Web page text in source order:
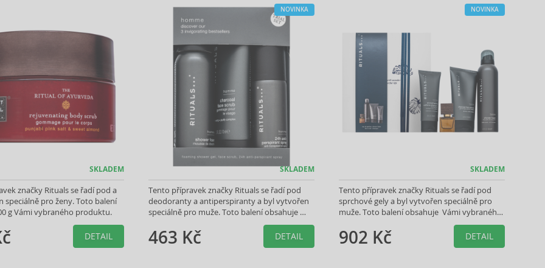
SKLADEM
značky Rituals se řadí pod a
speciálně pro ženy. Toto balení
g Vámi vybraného produktu.
DETAIL
NOVINKA
SKLADEM
Tento přípravek značky Rituals se řadí pod
deodoranty a antiperspiranty a byl vytvořen
speciálně pro muže. Toto balení obsahuje
463 Kč DETAIL
NOVINKA
SKLADEM
Tento přípravek značky Rituals se řadí pod
sprchové gely a byl vytvořen speciálně pro
muže. Toto balení obsahuje Vámi vybraného
902 Kč DETAIL